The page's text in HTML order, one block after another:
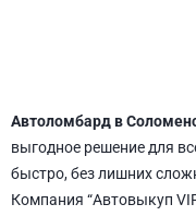
Автоломбард в
выгодное решение для
быстро, без лишних
Компания “Автовыкуп